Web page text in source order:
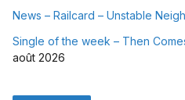
News – Railcard – Unstable
Single of the week – Then
août 2026